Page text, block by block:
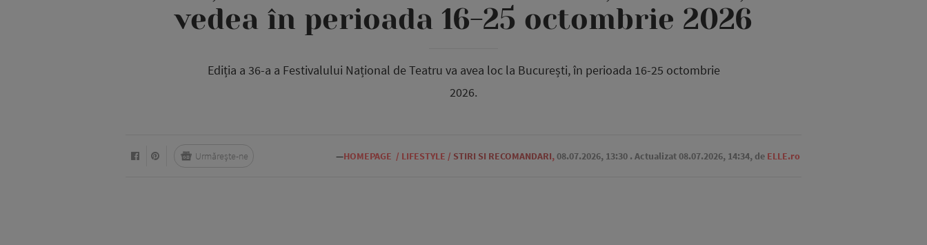
vedea în perioada 16-25 octombrie 2026
Ediția a 36-a a Festivalului Național de Teatru va avea loc la București, în perioada 16-25 octombrie
2026.
—HOMEPAGE / LIFESTYLE / STIRI SI RECOMANDARI,08.07.2026, 13:30 . Actualizat 08.07.2026, 14:34, de ELLE.ro
Urmărește-ne